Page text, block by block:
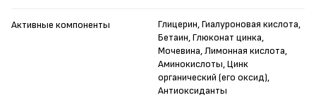
Активные компоненты
Глицерин, Гиалуроновая кислота,
Бетаин, Глюконат цинка,
Мочевина, Лимонная кислота,
Аминокислоты, Цинк
органический (его оксид),
Антиоксиданты